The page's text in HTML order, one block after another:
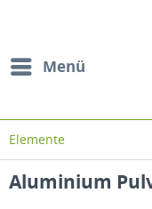
Menü
Elemente
Aluminium